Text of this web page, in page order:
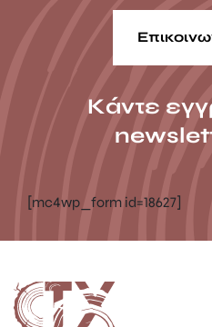
Κάντε
[mc4wp_form id=18627]